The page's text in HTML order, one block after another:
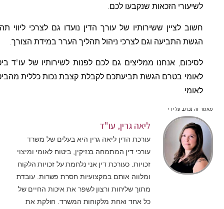
לשיעורי הזכאות שנקבעו לכם.
חשוב לציין ששירותיו של עורך הדין נועדו גם לצרכי ליווי תהליך
הגשת התביעה וגם לצרכי ניהול תהליך הערר במידת הצורך.
לסיכום, אנחנו ממליצים גם לכם לפנות לשירותיו של עו"ד ביטוח
לאומי בטרם הגשת תביעתכם לקבלת קצבת נכות כללית מהביטוח
לאומי.
זה נכתב על ידי
ליאה גרין, עו"ד
עורכת הדין ליאה גרין היא בעלים של משרד
עורכי דין המתמחה בנזיקין, ביטוח לאומי ומיצוי
זכויות. כעורכת דין אני נלחמת על זכויות הלקוח
ומלווה אותם במקצועיות חסרת פשרות. עובדת
מתוך שליחות ורצון לשפר את איכות החיים של
כל אחד ואחת מלקוחות המשרד. חולקת את